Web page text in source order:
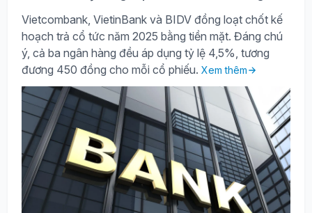
Vietcombank, VietinBank và BIDV đồng loạt chốt kế
hoạch trả cổ tức năm 2025 bằng tiền mặt. Đáng chú
ý, cả ba ngân hàng đều áp dụng tỷ lệ 4,5%, tương
đương 450 đồng cho mỗi cổ phiếu. Xem thêm